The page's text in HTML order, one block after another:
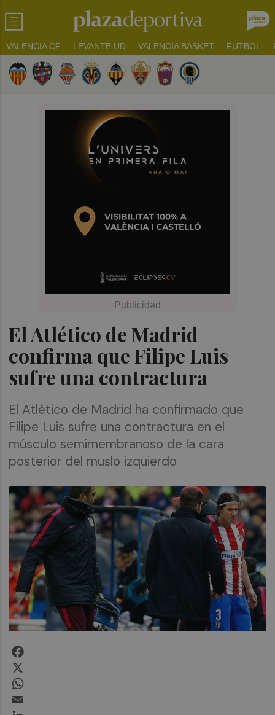
VALENCIA CF LEVANTE UD VALENCIA BASKET FUTBOL
El Atlético de Madrid
confirma que Filipe Luis
sufre una contractura
El Atlético de Madrid ha confirmado que
Filipe Luis sufre una contractura en el
músculo semimembranoso de la cara
posterior del muslo izquierdo